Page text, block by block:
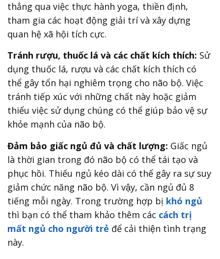
thẳng qua việc thực hành yoga, thiền định,
tham gia các hoạt động giải trí và xây dựng
quan hệ xã hội tích cực.
Tránh rượu, thuốc lá và các chất kích thích: Sử
dụng thuốc lá, rượu và các chất kích thích có
thể gây tổn hại nghiêm trọng cho não bộ. Việc
tránh tiếp xúc với những chất này hoặc giảm
thiểu việc sử dụng chúng có thể giúp bảo vệ sự
khỏe mạnh của não bộ.
Đảm bảo giấc ngủ đủ và chất lượng: Giấc ngủ
là thời gian trong đó não bộ có thể tái tạo và
phục hồi. Thiếu ngủ kéo dài có thể gây ra sự suy
giảm chức năng não bộ. Vì vậy, cần ngủ đủ 8
tiếng mỗi ngày. Trong trường hợp bị khó ngủ
thì bạn có thể tham khảo thêm các cách trị
mất ngủ cho người trẻ để cải thiện tình trạng
này.